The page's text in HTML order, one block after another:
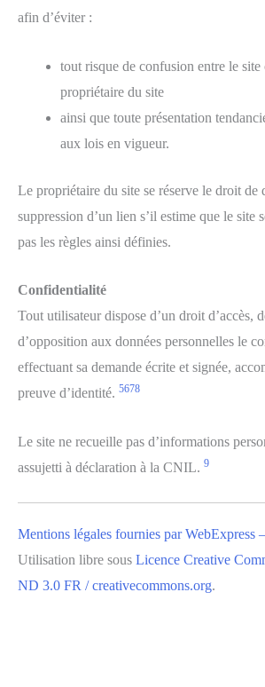
afin d’éviter :
tout risque de confusion entre le site
propriétaire du site
ainsi que toute présentation
aux lois en vigueur.
Le propriétaire du site se réserve le droit de
suppression d’un lien s’il estime que le site
pas les règles ainsi définies.
Confidentialité
Tout utilisateur dispose d’un droit d’accès,
d’opposition aux données personnelles le
effectuant sa demande écrite et signée,
preuve d’identité. 5678
Le site ne recueille pas d’informations
assujetti à déclaration à la CNIL. 9
Mentions légales fournies par WebExpress
Utilisation libre sous Licence Creative
ND 3.0 FR / creativecommons.org.